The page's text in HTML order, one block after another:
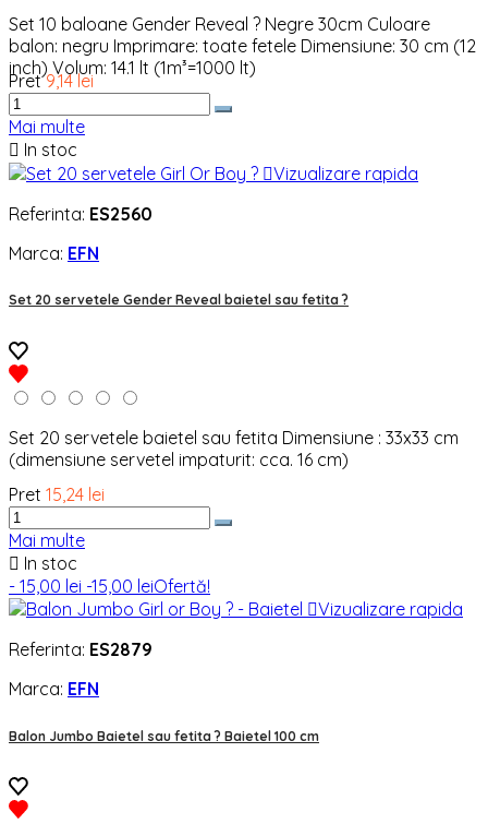
Set 10 baloane Gender Reveal ? Negre 30cm Culoare
balon: negru Imprimare: toate fetele Dimensiune: 30 cm (12
inch) Volum: 14.1 lt (1m³=1000 lt)
Pret 9,14 lei
Mai multe
 In stoc
Vizualizare rapida
Referinta: ES2560
Marca: EFN
Set 20 servetele Gender Reveal baietel sau fetita ?
Set 20 servetele baietel sau fetita Dimensiune : 33x33 cm
(dimensiune servetel impaturit: cca. 16 cm)
Pret 15,24 lei
Mai multe
 In stoc
- 15,00 lei -15,00 leiOfertă!
Vizualizare rapida
Referinta: ES2879
Marca: EFN
Balon Jumbo Baietel sau fetita ? Baietel 100 cm